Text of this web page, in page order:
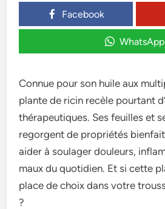
Facebook
WhatsApp
Connue pour son huile aux
plante de ricin recèle pourtant
thérapeutiques. Ses feuilles et
regorgent de propriétés
aider à soulager douleurs,
maux du quotidien. Et si cette
place de choix dans votre
?